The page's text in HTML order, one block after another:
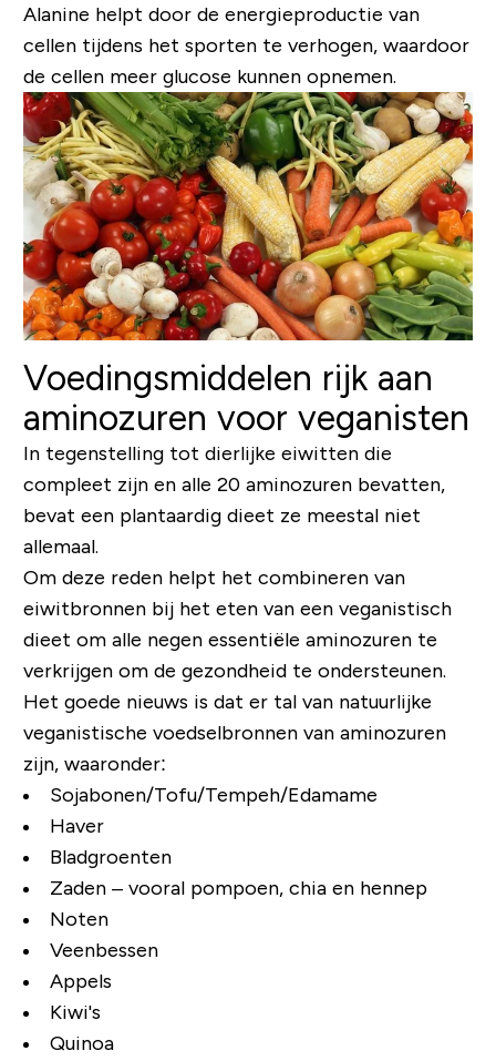
Alanine helpt door de energieproductie van
cellen tijdens het sporten te verhogen, waardoor
de cellen meer glucose kunnen opnemen.
Voedingsmiddelen rijk aan
aminozuren voor veganisten
In tegenstelling tot dierlijke eiwitten die
compleet zijn en alle 20 aminozuren bevatten,
bevat een plantaardig dieet ze meestal niet
allemaal.
Om deze reden helpt het combineren van
eiwitbronnen bij het eten van een veganistisch
dieet om alle negen essentiële aminozuren te
verkrijgen om de gezondheid te ondersteunen.
Het goede nieuws is dat er tal van natuurlijke
veganistische voedselbronnen van aminozuren
zijn, waaronder:
Sojabonen/Tofu/Tempeh/Edamame
Haver
Bladgroenten
Zaden – vooral pompoen, chia en hennep
Noten
Veenbessen
Appels
Kiwi's
Quinoa